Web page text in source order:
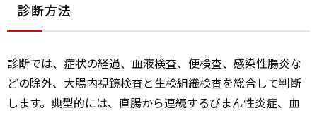
診断方法
診断では、症状の経過、血液検査、便検査、感染性腸炎な
どの除外、大腸内視鏡検査と生検組織検査を総合して判断
します。典型的には、直腸から連続するびまん性炎症、血